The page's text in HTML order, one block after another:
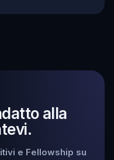
alla
e Fellowship su